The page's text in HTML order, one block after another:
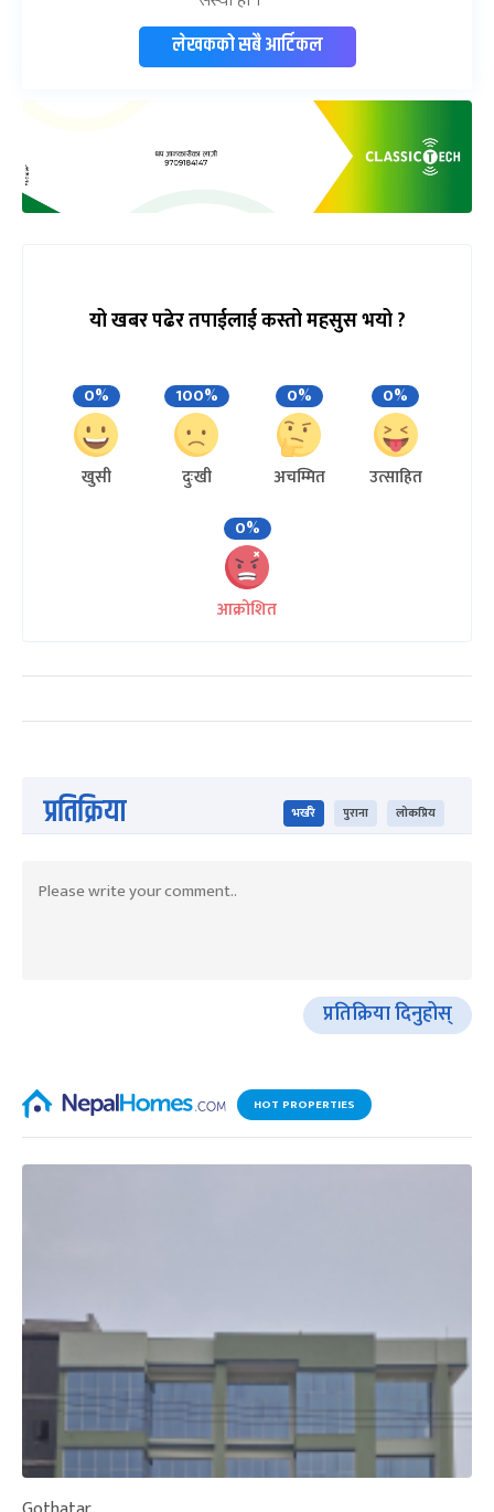
लेखकको सबै आर्टिकल
यो खबर पढेर तपाईलाई कस्तो महसुस भयो ?
0%
खुसी
100%
दुःखी
0%
अचम्मित
0%
उत्साहित
0%
आक्रोशित
प्रतिक्रिया भर्खरै पुराना लोकप्रिय
प्रतिक्रिया दिनुहोस्
HOT PROPERTIES